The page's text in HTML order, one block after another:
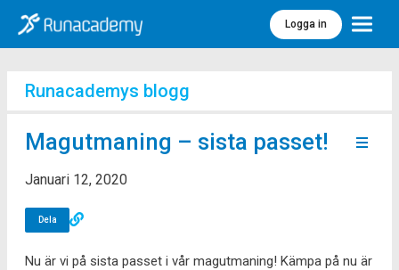
Logga in Meny
Runacademys blogg
Magutmaning – sista passet!
Januari 12, 2020
Dela
Nu är vi på sista passet i vår magutmaning! Kämpa på nu är